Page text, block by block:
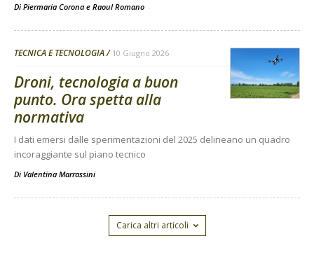
Di Piermaria Corona e Raoul Romano -
TECNICA E TECNOLOGIA 10 Giugno 2026
Droni, tecnologia a buon
punto. Ora spetta alla
normativa
I dati emersi dalle sperimentazioni del 2025 delineano un quadro
incoraggiante sul piano tecnico
Di Valentina Marrassini
Carica altri articoli